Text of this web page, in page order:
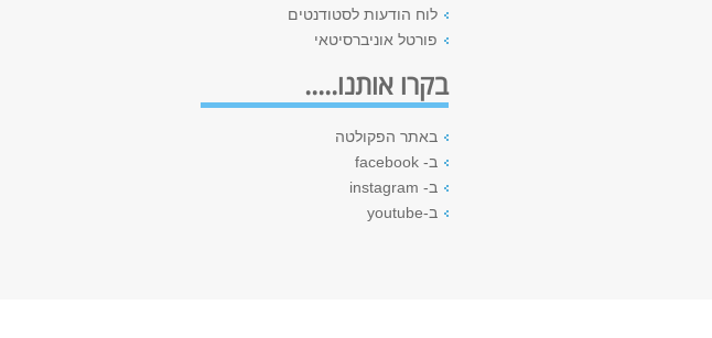
לוח הודעות לסטודנטים
פורטל אוניברסיטאי
בקרו אותנו.....
באתר הפקולטה
ב- facebook
ב- instagram
ב-youtube